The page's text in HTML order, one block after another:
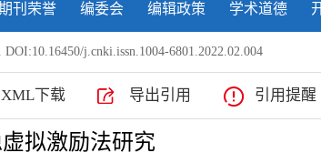
刊荣誉 编委会 编辑政策 学术道德
DOI:10.16450/j.cnki.issn.1004-6801.2022.02.004
XML下载 导出引用 引用提醒
拟激励法研究